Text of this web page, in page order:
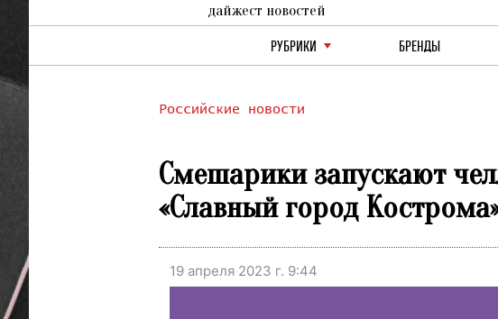
дайжест новостей
РУБРИКИ БРЕНДЫ
Российские новости
Смешарики запускают
«Славный город
19 апреля 2023 г. 9:44